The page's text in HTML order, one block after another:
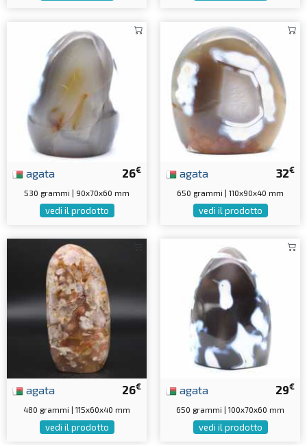
26€
agata
530 grammi | 90x70x60 mm
vedi il prodotto
32€
agata
650 grammi | 110x90x40 mm
vedi il prodotto
26€
agata
480 grammi | 115x60x40 mm
vedi il prodotto
29€
agata
650 grammi | 100x70x60 mm
vedi il prodotto